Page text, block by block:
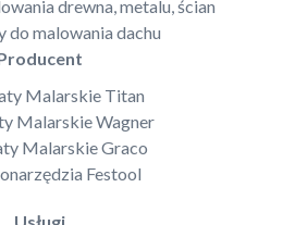
drewna, metalu, ścian
do malowania dachu
Malarskie Titan
Malarskie Wagner
Malarskie Graco
Festool
Usługi